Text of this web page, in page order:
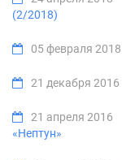
(2/2018)
05 февраля 2018
21 декабря 2016
21 апреля 2016
«Нептун»